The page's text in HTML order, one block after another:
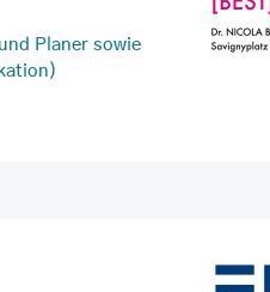
Planer sowie